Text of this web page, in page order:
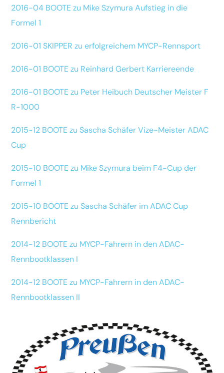
2016-04 BOOTE zu Mike Szymura Aufstieg in die
Formel 1
2016-01 SKIPPER zu erfolgreichem MYCP-Rennsport
2016-01 BOOTE zu Reinhard Gerbert Karriereende
2016-01 BOOTE zu Peter Heibuch Deutscher Meister F
R-1000
2015-12 BOOTE zu Sascha Schäfer Vize-Meister ADAC
Cup
2015-10 BOOTE zu Mike Szymura beim F4-Cup der
Formel 1
2015-10 BOOTE zu Sascha Schäfer im ADAC Cup
Rennbericht
2014-12 BOOTE zu MYCP-Fahrern in den ADAC-
Rennbootklassen I
2014-12 BOOTE zu MYCP-Fahrern in den ADAC-
Rennbootklassen II